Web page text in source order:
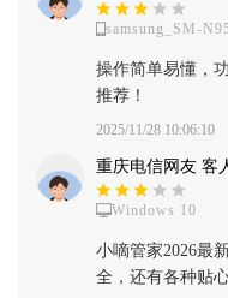
samsung_SM-
操作简单易懂，
推荐！
2025/11/28 10:06:10
重庆电信网友 客
Windows 10
小嘀管家2026最
全，还有各种贴心